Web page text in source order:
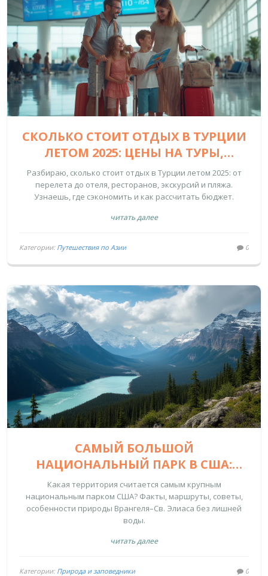
СКОЛЬКО СТОИТ ОТДЫХ В ТУРЦИИ
ЛЕТОМ 2025: ЦЕНЫ НА ТУРЫ,
ПЕРЕЛЁТЫ И РАЗВЛЕЧЕНИЯ
Разбираю, сколько стоит отдых в Турции летом 2025: от
перелета до отеля, ресторанов, экскурсий и пляжа.
Узнаешь, где сэкономить и как рассчитать бюджет.
читать далее
Категории: Путешествия по Азии 0
САМЫЙ БОЛЬШОЙ
НАЦИОНАЛЬНЫЙ ПАРК В США:
ВЕЛИЧИЕ И ТАЙНЫ ЗАПОВЕДНИКА
ВРАНГЕЛЯ–СВ. ЭЛИАСА
Какая территория считается самым крупным
национальным парком США? Факты, маршруты, советы,
особенности природы Врангеля–Св. Элиаса без лишней
воды.
читать далее
Категории: Природа и заповедники 0